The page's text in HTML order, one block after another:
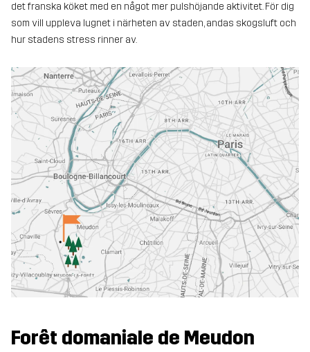
det franska köket med en något mer pulshöjande aktivitet. För dig
som vill uppleva lugnet i närheten av staden, andas skogsluft och
hur stadens stress rinner av.
Forêt domaniale de Meudon